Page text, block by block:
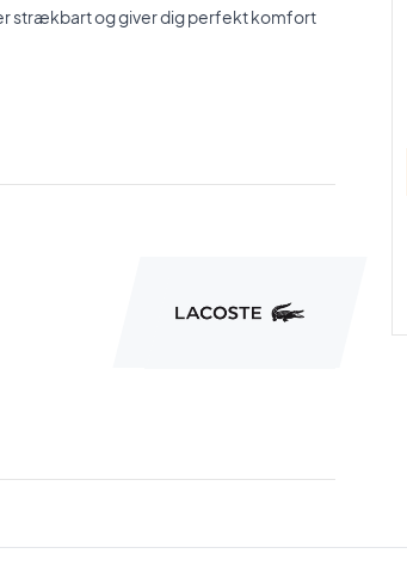
strækbart og giver dig perfekt komfort